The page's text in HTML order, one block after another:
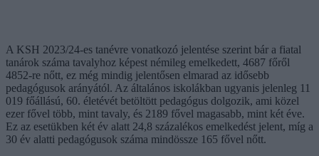
A KSH 2023/24-es tanévre vonatkozó jelentése szerint bár a fiatal
tanárok száma tavalyhoz képest némileg emelkedett, 4687 főről
4852-re nőtt, ez még mindig jelentősen elmarad az idősebb
pedagógusok arányától. Az általános iskolákban ugyanis jelenleg 11
019 főállású, 60. életévét betöltött pedagógus dolgozik, ami közel
ezer fővel több, mint tavaly, és 2189 fővel magasabb, mint két éve.
Ez az esetükben két év alatt 24,8 százalékos emelkedést jelent, míg a
30 év alatti pedagógusok száma mindössze 165 fővel nőtt.